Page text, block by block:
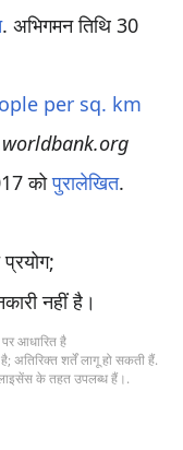
. अभिगमन तिथि 30
per sq. km
कोपुरालेखित.
नहीं है।
आधारित है
अतिरिक्त शर्तें लागू हो सकती हैं.
के तहत उपलब्ध हैं।.